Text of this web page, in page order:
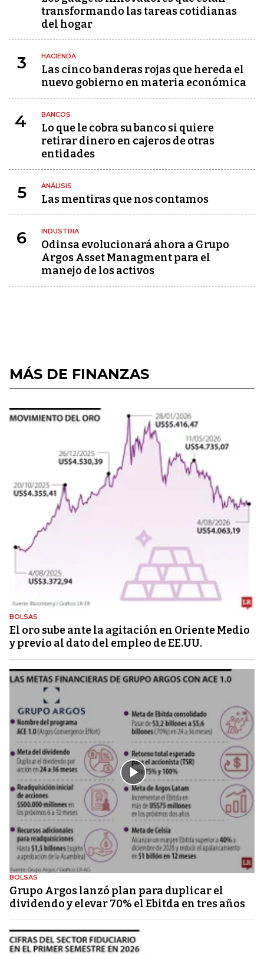
transformando las tareas cotidianas
del hogar
3 HACIENDA
Las cinco banderas rojas que hereda el
nuevo gobierno en materia económica
4 BANCOS
Lo que le cobra su banco si quiere
retirar dinero en cajeros de otras
entidades
5 ANÁLISIS
Las mentiras que nos contamos
6 INDUSTRIA
Odinsa evolucionará ahora a Grupo
Argos Asset Managment para el
manejo de los activos
MÁS DE FINANZAS
BOLSAS
El oro sube ante la agitación en Oriente Medio
y previo al dato del empleo de EE.UU.
BOLSAS
Grupo Argos lanzó plan para duplicar el
dividendo y elevar 70% el Ebitda en tres años